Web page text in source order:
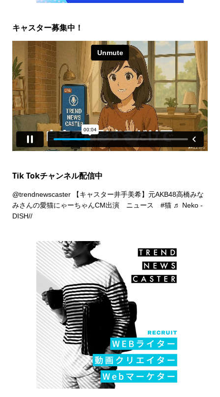
キャスター募集中！
Tik Tokチャンネル配信中
@trendnewscaster【キャスター井手美希】元AKB48高橋みな
みさんの愛猫にゃーちゃんCM出演 ニュース #猫 ♬ Neko -
DISH//